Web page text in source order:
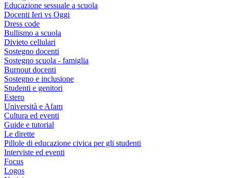
Educazione sessuale a scuola
Docenti Ieri vs Oggi
Dress code
Bullismo a scuola
Divieto cellulari
Sostegno docenti
Sostegno scuola - famiglia
Burnout docenti
Sostegno e inclusione
Studenti e genitori
Estero
Università e Afam
Cultura ed eventi
Guide e tutorial
Le dirette
Pillole di educazione civica per gli studenti
Interviste ed eventi
Focus
Logos